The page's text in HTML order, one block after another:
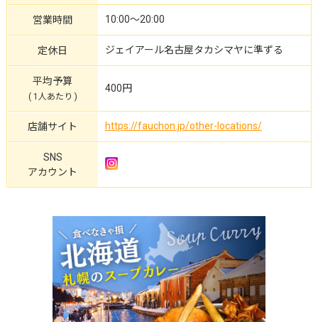
営業時間 10:00～20:00
定休日 ジェイアール名古屋タカシマヤに準ずる
平均予算
( 1人あたり )
400円
店舗サイト https://fauchon.jp/other-locations/
SNS
アカウント